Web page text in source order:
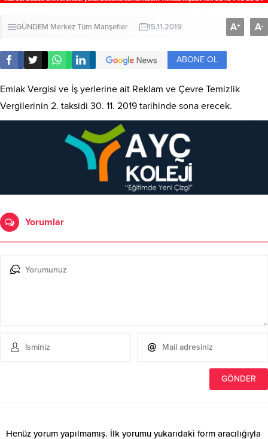
GÜNDEM MerkezTüm Manşetler 15.11.2019 A+ A-
ABONE OL
Emlak Vergisi ve İş yerlerine ait Reklam ve Çevre Temizlik
Vergilerinin 2. taksidi 30. 11. 2019 tarihinde sona erecek.
Yorumlar
Henüz yorum yapılmamış. İlk yorumu yukarıdaki form aracılığıyla